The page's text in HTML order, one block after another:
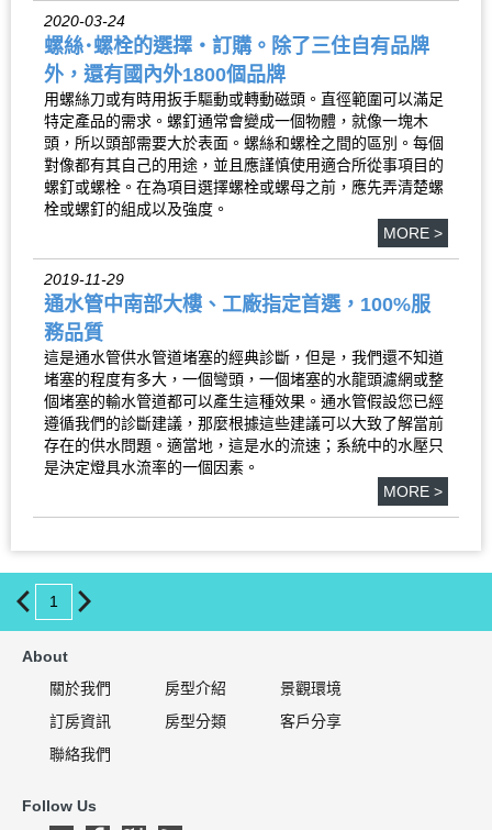
2020-03-24
螺絲･螺栓的選擇・訂購。除了三住自有品牌
外，還有國內外1800個品牌
用螺絲刀或有時用扳手驅動或轉動磁頭。直徑範圍可以滿足
特定產品的需求。螺釘通常會變成一個物體，就像一塊木
頭，所以頭部需要大於表面。螺絲和螺栓之間的區別。每個
對像都有其自己的用途，並且應謹慎使用適合所從事項目的
螺釘或螺栓。在為項目選擇螺栓或螺母之前，應先弄清楚螺
栓或螺釘的組成以及強度。
MORE >
2019-11-29
通水管中南部大樓、工廠指定首選，100%服
務品質
這是通水管供水管道堵塞的經典診斷，但是，我們還不知道
堵塞的程度有多大，一個彎頭，一個堵塞的水龍頭濾網或整
個堵塞的輸水管道都可以產生這種效果。通水管假設您已經
遵循我們的診斷建議，那麼根據這些建議可以大致了解當前
存在的供水問題。適當地，這是水的流速；系統中的水壓只
是決定燈具水流率的一個因素。
MORE >
1
About
關於我們
房型介紹
景觀環境
訂房資訊
房型分類
客戶分享
聯絡我們
Follow Us